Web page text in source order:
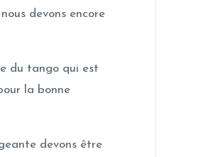
devons encore
du tango qui est
la bonne
devons être